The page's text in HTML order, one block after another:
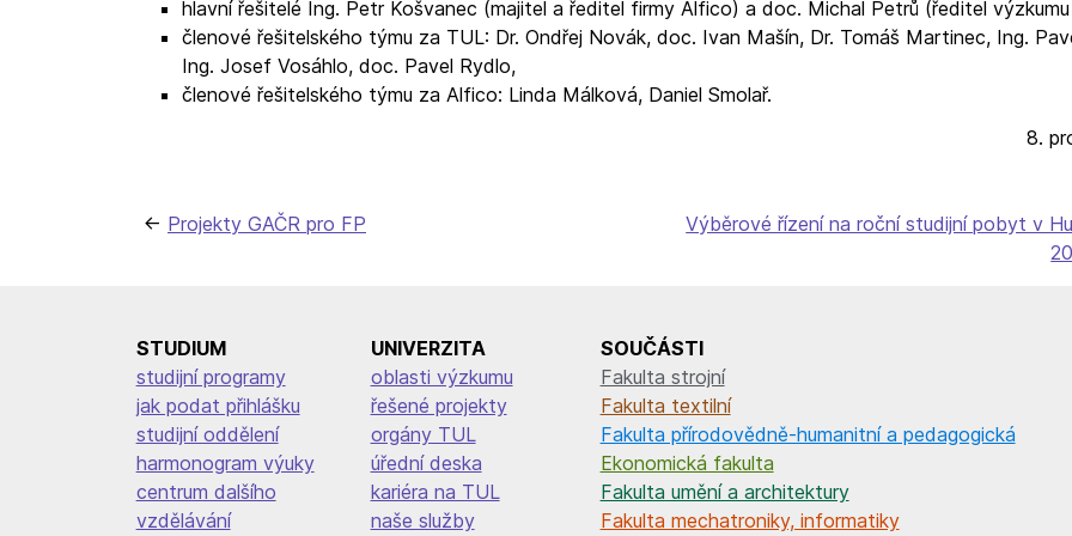
hlavní řešitelé Ing. Petr Košvanec (majitel a ředitel firmy Alfico) a doc. Michal Petrů (ředitel
členové řešitelského týmu za TUL: Dr. Ondřej Novák, doc. Ivan Mašín, Dr. Tomáš Martinec, Ing.
Ing. Josef Vosáhlo, doc. Pavel Rydlo,
členové řešitelského týmu za Alfico: Linda Málková, Daniel Smolař.
8.
Navigace
Projekty GAČR pro FP
Výběrové řízení na roční studijní pobyt v
STUDIUM
studijní programy
jak podat přihlášku
studijní oddělení
harmonogram výuky
centrum dalšího
vzdělávání
UNIVERZITA
oblasti výzkumu
řešené projekty
orgány TUL
úřední deska
kariéra na TUL
naše služby
SOUČÁSTI
Fakulta strojní
Fakulta textilní
Fakulta přírodovědně-humanitní a pedagogická
Ekonomická fakulta
Fakulta umění a architektury
Fakulta mechatroniky, informatiky